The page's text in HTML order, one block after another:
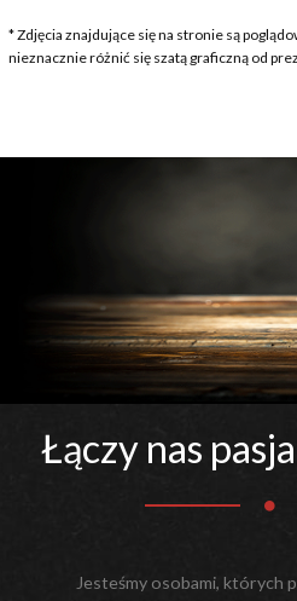
* Zdjęcia znajdujące się na stronie są
nieznacznie różnić się szatą graficzną od
Łączy nas
Jesteśmy osobami, których